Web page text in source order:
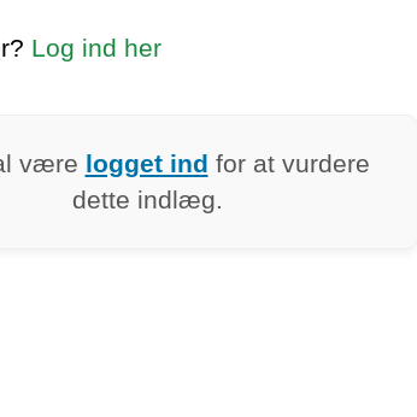
Log ind her
være logget ind for at vurdere
dette indlæg.